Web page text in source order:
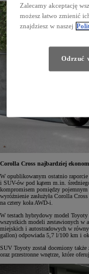
Corolla Cross najbardziej
W opublikowanym ostatnio
i SUV-ów pod kątem m.in.
kompromisem pomiędzy pojemnym
wyróżnienie zasłużyła Corolla
na cztery koła AWD-i.
W testach hybrydowy model
wszystkich modeli zestawionych w
miejskich i autostradowych w
gallon) odpowiada 5,7 l/100 km i
SUV Toyoty został doceniony
oraz przestronne wnętrze, które
Zalecamy akceptację
możesz łatwo zmienić
znajdziesz w naszej
Odrzuć